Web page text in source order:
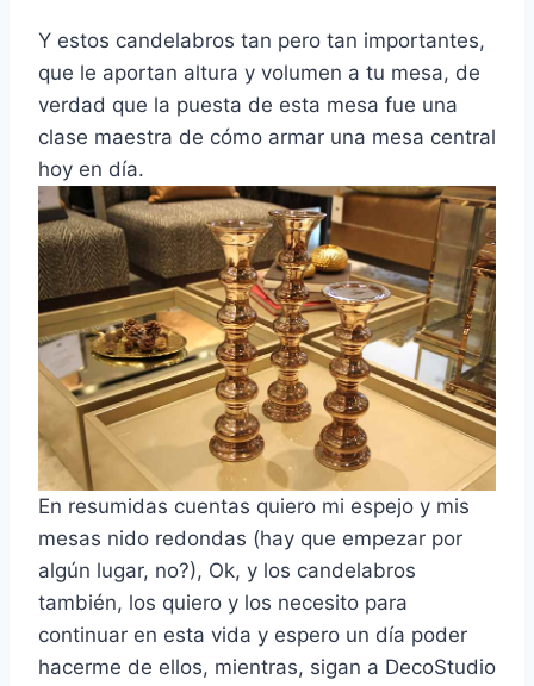
Y estos candelabros tan pero tan importantes,
que le aportan altura y volumen a tu mesa, de
verdad que la puesta de esta mesa fue una
clase maestra de cómo armar una mesa central
hoy en día.
En resumidas cuentas quiero mi espejo y mis
mesas nido redondas (hay que empezar por
algún lugar, no?), Ok, y los candelabros
también, los quiero y los necesito para
continuar en esta vida y espero un día poder
hacerme de ellos, mientras, sigan a DecoStudio